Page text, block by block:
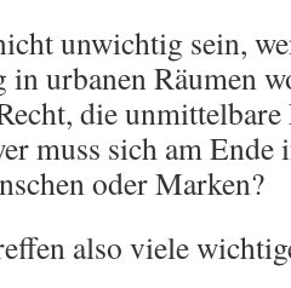
unwichtig sein,
urbanen Räumen
die
muss sich am Ende
oder Marken?
also viele